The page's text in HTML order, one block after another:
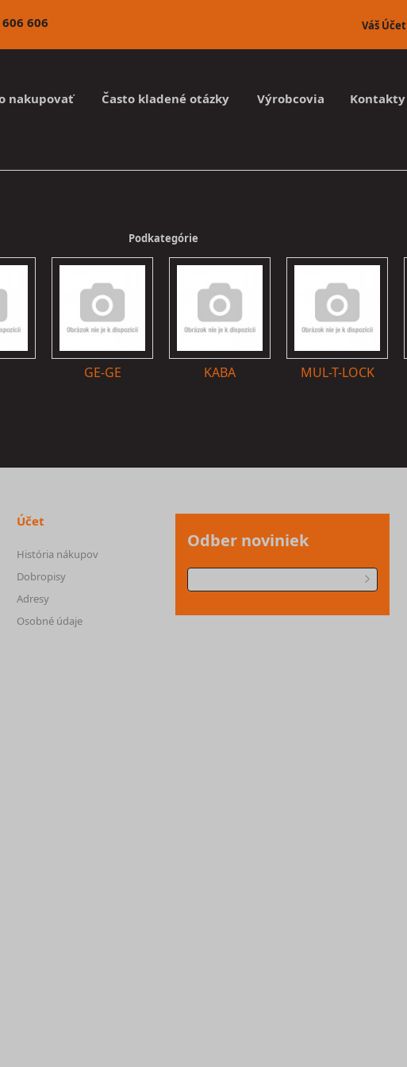
606 606 Váš Účet
nakupovať Často kladené otázky Výrobcovia Kontakty
Podkategórie
GE-GE KABA MUL-T-LOCK
Účet
História nákupov
Dobropisy
Adresy
Osobné údaje
Odber noviniek